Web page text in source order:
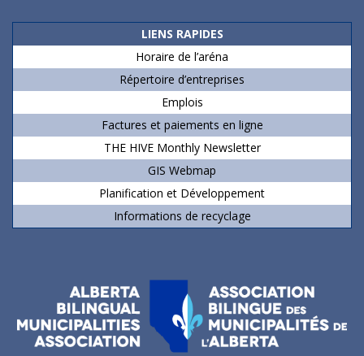
LIENS RAPIDES
Horaire de l’aréna
Répertoire d’entreprises
Emplois
Factures et paiements en ligne
THE HIVE Monthly Newsletter
GIS Webmap
Planification et Développement
Informations de recyclage